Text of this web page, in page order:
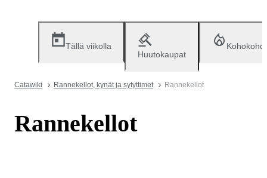
Tällä viikolla
Huutokaupat
Catawiki Rannekellot, kynät ja sytyttimet Rannekellot
Rannekellot